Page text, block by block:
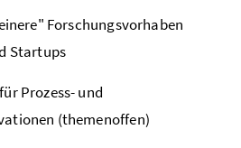
Forschungsvorhaben
Startups
Prozess- und
(themenoffen)